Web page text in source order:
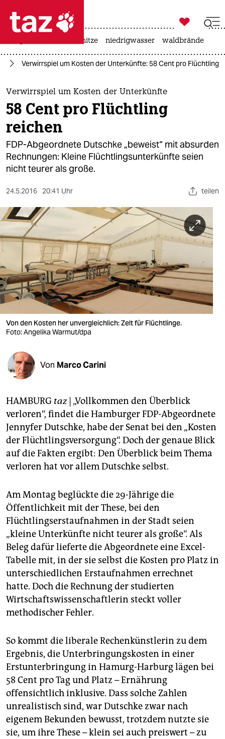
 taz zahl ich
taz zahl ich
themen
politik
öko
gesellschaft
sport
berlin
nord
wahrheit
verlag
verlag
veranstaltungen
shop
fragen & hilfe
abo
genossenschaft
epaper login

taz zahl ich
hitze niedrigwasser waldbrände
Verwirrspiel um Kosten der Unterkünfte: 58 Cent pro Flüchtling
Verwirrspiel um Kosten der Unterkünfte
58 Cent pro Flüchtling
reichen
FDP-Abgeordnete Dutschke „beweist“ mit absurden
Rechnungen: Kleine Flüchtlingsunterkünfte seien
nicht teurer als große.
24.5.2016 20:41 Uhr teilen
Von den Kosten her unvergleichlich: Zelt für Flüchtlinge.
Foto: Angelika Warmut/dpa
Von Marco Carini
HAMBURG taz| „Vollkommen den Überblick
verloren“, findet die Hamburger FDP-Abgeordnete
Jennyfer Dutschke, habe der Senat bei den „Kosten
der Flüchtlingsversorgung“. Doch der genaue Blick
auf die Fakten ergibt: Den Überblick beim Thema
verloren hat vor allem Dutschke selbst.
Am Montag beglückte die 29-Jährige die
Öffentlichkeit mit der These, bei den
Flüchtlingserstaufnahmen in der Stadt seien
„kleine Unterkünfte nicht teurer als große“. Als
Beleg dafür lieferte die Abgeordnete eine Excel-
Tabelle mit, in der sie selbst die Kosten pro Platz in
unterschiedlichen Erstaufnahmen errechnet
hatte. Doch die Rechnung der studierten
Wirtschaftswissenschaftlerin steckt voller
methodischer Fehler.
So kommt die liberale Rechenkünstlerin zu dem
Ergebnis, die Unterbringungskosten in einer
Erstunterbringung in Hamurg-Harburg lägen bei
58 Cent pro Tag und Platz – Ernährung
offensichtlich inklusive. Dass solche Zahlen
unrealistisch sind, war Dutschke zwar nach
eigenem Bekunden bewusst, trotzdem nutzte sie
sie, um ihre These – klein sei auch preiswert – zu